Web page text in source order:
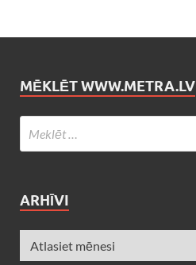
MĒKLĒT WWW.METRA.LV
ARHĪVI